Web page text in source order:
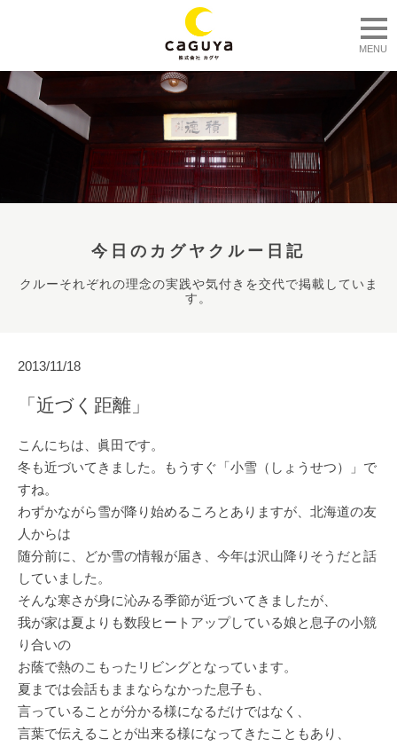
MENU
今日のカグヤクルー日記
クルーそれぞれの理念の実践や気付きを交代で掲載していま
す。
2013/11/18
「近づく距離」
こんにちは、眞田です。
冬も近づいてきました。もうすぐ「小雪（しょうせつ）」で
すね。
わずかながら雪が降り始めるころとありますが、北海道の友
人からは
随分前に、どか雪の情報が届き、今年は沢山降りそうだと話
していました。
そんな寒さが身に沁みる季節が近づいてきましたが、
我が家は夏よりも数段ヒートアップしている娘と息子の小競
り合いの
お蔭で熱のこもったリビングとなっています。
夏までは会話もままならなかった息子も、
言っていることが分かる様になるだけではなく、
言葉で伝えることが出来る様になってきたこともあり、